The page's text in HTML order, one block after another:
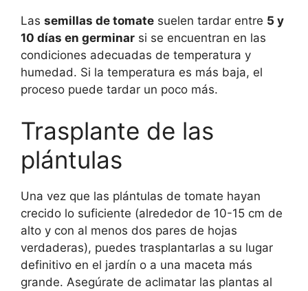
Las semillas de tomate suelen tardar entre 5 y
10 días en germinar si se encuentran en las
condiciones adecuadas de temperatura y
humedad. Si la temperatura es más baja, el
proceso puede tardar un poco más.
Trasplante de las
plántulas
Una vez que las plántulas de tomate hayan
crecido lo suficiente (alrededor de 10-15 cm de
alto y con al menos dos pares de hojas
verdaderas), puedes trasplantarlas a su lugar
definitivo en el jardín o a una maceta más
grande. Asegúrate de aclimatar las plantas al